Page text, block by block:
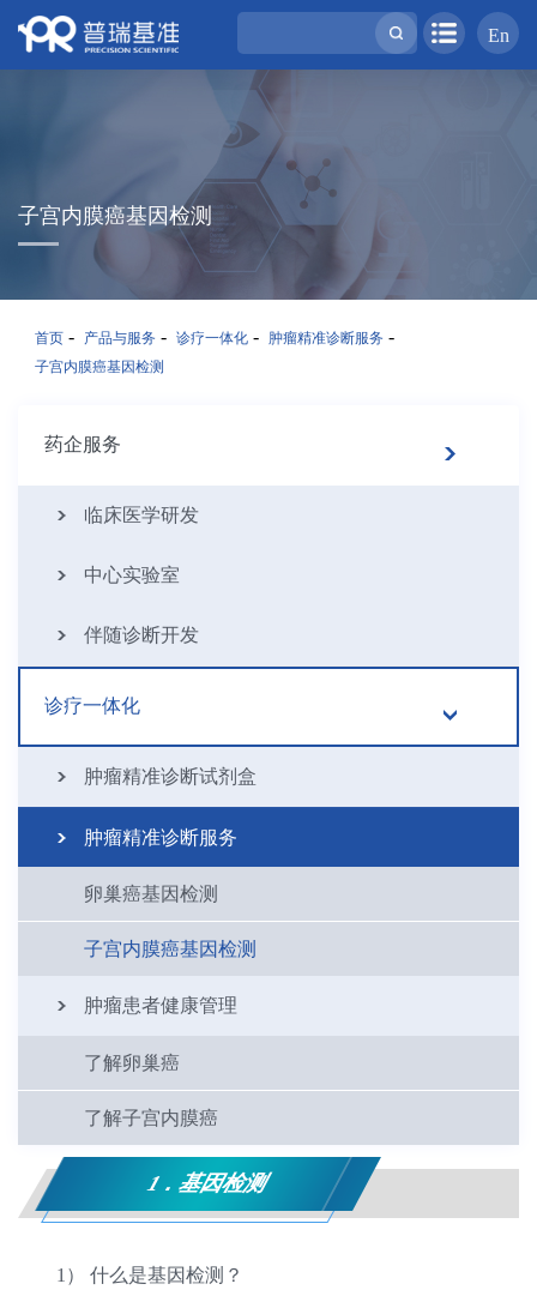
En
子宫内膜癌基因检测
首页 - 产品与服务 - 诊疗一体化 - 肿瘤精准诊断服务 -
子宫内膜癌基因检测
药企服务
临床医学研发
中心实验室
伴随诊断开发
诊疗一体化
肿瘤精准诊断试剂盒
肿瘤精准诊断服务
卵巢癌基因检测
子宫内膜癌基因检测
肿瘤患者健康管理
了解卵巢癌
了解子宫内膜癌
1．基因检测
1） 什么是基因检测？